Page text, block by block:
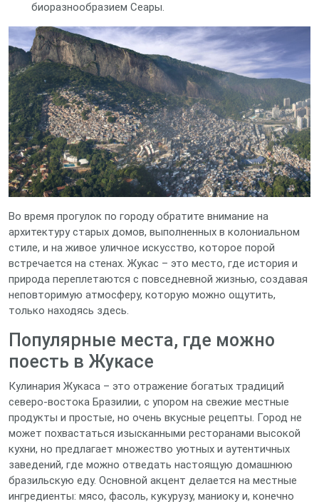
биоразнообразием Сеары.
Во время прогулок по городу обратите внимание на
архитектуру старых домов, выполненных в колониальном
стиле, и на живое уличное искусство, которое порой
встречается на стенах. Жукас – это место, где история и
природа переплетаются с повседневной жизнью, создавая
неповторимую атмосферу, которую можно ощутить,
только находясь здесь.
Популярные места, где можно
поесть в Жукасе
Кулинария Жукаса – это отражение богатых традиций
северо-востока Бразилии, с упором на свежие местные
продукты и простые, но очень вкусные рецепты. Город не
может похвастаться изысканными ресторанами высокой
кухни, но предлагает множество уютных и аутентичных
заведений, где можно отведать настоящую домашнюю
бразильскую еду. Основной акцент делается на местные
ингредиенты: мясо, фасоль, кукурузу, маниоку и, конечно